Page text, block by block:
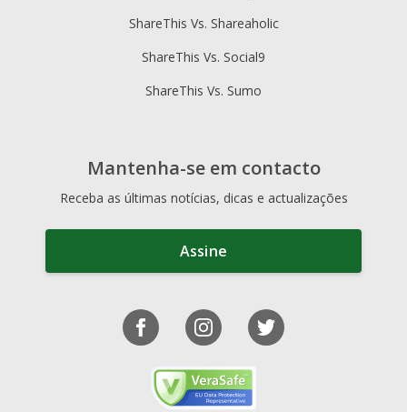
ShareThis Vs. Shareaholic
ShareThis Vs. Social9
ShareThis Vs. Sumo
Mantenha-se em contacto
Receba as últimas notícias, dicas e actualizações
Assine